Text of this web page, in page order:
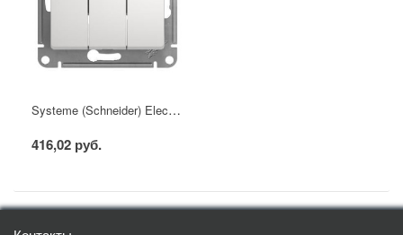
Systeme (Schneider) Electric GLOSSA выключатель 3кл. белый механизм
416,02 руб.